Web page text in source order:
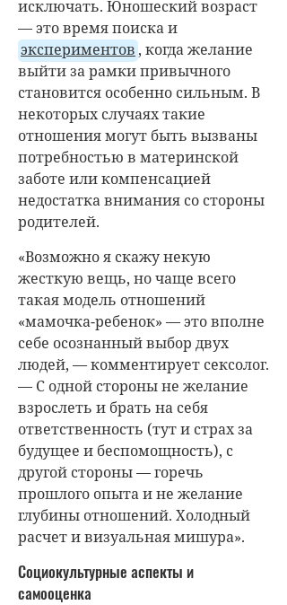
исключать. Юношеский возраст
— это время поиска и
экспериментов , когда желание
выйти за рамки привычного
становится особенно сильным. В
некоторых случаях такие
отношения могут быть вызваны
потребностью в материнской
заботе или компенсацией
недостатка внимания со стороны
родителей.
«Возможно я скажу некую
жесткую вещь, но чаще всего
такая модель отношений
«мамочка-ребенок» — это вполне
себе осознанный выбор двух
людей, — комментирует сексолог.
— С одной стороны не желание
взрослеть и брать на себя
ответственность (тут и страх за
будущее и беспомощность), с
другой стороны — горечь
прошлого опыта и не желание
глубины отношений. Холодный
расчет и визуальная мишура».
Социокультурные аспекты и
самооценка